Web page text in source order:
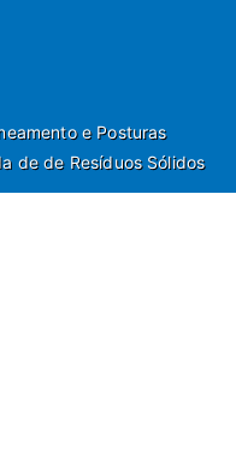
e Posturas
de de Resíduos Sólidos